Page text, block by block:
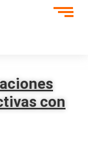
con